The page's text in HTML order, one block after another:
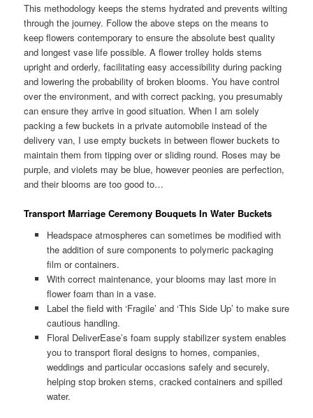
This methodology keeps the stems hydrated and prevents wilting
through the journey. Follow the above steps on the means to
keep flowers contemporary to ensure the absolute best quality
and longest vase life possible. A flower trolley holds stems
upright and orderly, facilitating easy accessibility during packing
and lowering the probability of broken blooms. You have control
over the environment, and with correct packing, you presumably
can ensure they arrive in good situation. When I am solely
packing a few buckets in a private automobile instead of the
delivery van, I use empty buckets in between flower buckets to
maintain them from tipping over or sliding round. Roses may be
purple, and violets may be blue, however peonies are perfection,
and their blooms are too good to…
Transport Marriage Ceremony Bouquets In Water Buckets
Headspace atmospheres can sometimes be modified with
the addition of sure components to polymeric packaging
film or containers.
With correct maintenance, your blooms may last more in
flower foam than in a vase.
Label the field with ‘Fragile’ and ‘This Side Up’ to make sure
cautious handling.
Floral DeliverEase’s foam supply stabilizer system enables
you to transport floral designs to homes, companies,
weddings and particular occasions safely and securely,
helping stop broken stems, cracked containers and spilled
water.